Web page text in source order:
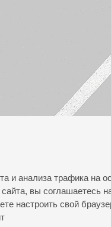
и анализа трафика на
вы соглашаетесь
настроить свой
с 11:00 до 20:30